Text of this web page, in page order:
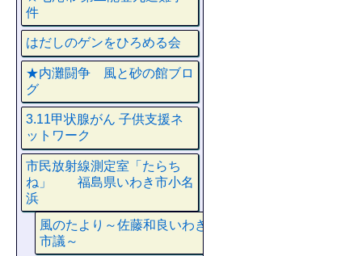
件
はだしのゲンをひろめる会
★内灘闘争 風と砂の館ブロ
グ
3.11甲状腺がん 子供支援ネ
ットワーク
市民放射線測定室「たらち
ね」 福島県いわき市小名
浜
風のたより～佐藤和良いわき
市議～